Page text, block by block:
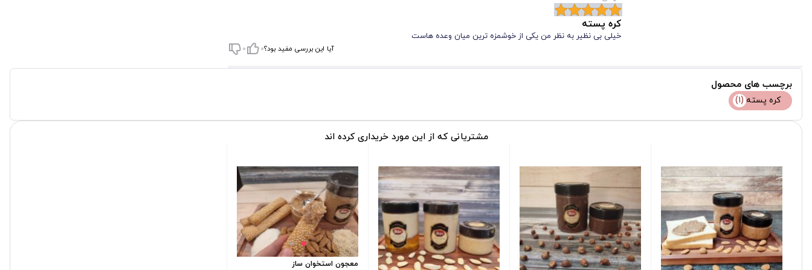
کمک به تنظیم فشار خون، کمک به کاهش خطر ابتلا به سنگ کلیه
محافظت از سلول‌ های مغز در برابر آسیب ناشی از رادیکال‌ های آزاد
عوارض مصرف کره پسته
مصرف بیش از حد انواع کره ها مانند کره بادام زمینی و حتی پسته در برخی افراد ممکن است با بروز برخی عوارض احتمالی همراه باشد. برخی از این عوارض در
مصرف بی رویه کره گرفته شده از پسته، عبارتند از:
باتوجه به احتمال بروز این عوارض، توصیه می شود در هنگام مصرف انواع کره ها، به میزان و نحوه مصرف خود دقت کنید. ضمن اینکه انتخاب محصول مناسب و
باکیفیت می تواند تاثیر زیادی در پیشگیری از بروز این بیماری ها داشته باشد.
مصرف کره از پسته برای چه افرادی توصیه می‌ شود؟
اهمیت تغذیه سالم و مصرف غذاهای مقوی و مفید بر هیچکس پوشیده نیست و همه به دنبال غذاهای سالم و مقوی هستند. یکی از این غذاهای پرکاربرد، کره
کره پسته
خیلی بی نظیر به نظر من یکی از خوشمزه ترین میان وعده هاست
آیا این بررسی مفید بود؟0
0
برچسب های محصول
کره پسته (1)
مشتریانی که از این مورد خریداری کرده اند
معجون استخوان ساز